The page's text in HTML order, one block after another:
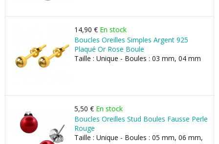
14,90 € En stock
Boucles Oreilles Simples Argent 925
Plaqué Or Rose Boule
Taille : Unique - Boules : 03 mm, 04 mm
5,50 € En stock
Boucles Oreilles Stud Boules Fausse Perle
Rouge
Taille : Unique - Boules : 05 mm, 06 mm,